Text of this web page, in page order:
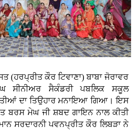
(ਹਰਪ੍ਰੀਤ ਕੌਰ ਟਿਵਾਣਾ) ਬਾਬਾ ਜੋਰਾਵਰ
ਸੀਨੀਅਰ ਸੈਕੰਡਰੀ ਪਬਲਿਕ ਸਕੂਲ
ਤੀਆਂ ਦਾ ਤਿਉਹਾਰ ਮਨਾਇਆ ਗਿਆ। ਇਸ
ਬਰਸ ਮੇਘ ਜੀ ਸ਼ਬਦ ਗਾਇਨ ਨਾਲ ਕੀਤੀ
ਸਰਦਾਰਨੀ ਪਵਨਪ੍ਰੀਤ ਕੌਰ ਲਿਬੜਾ ਨੇ